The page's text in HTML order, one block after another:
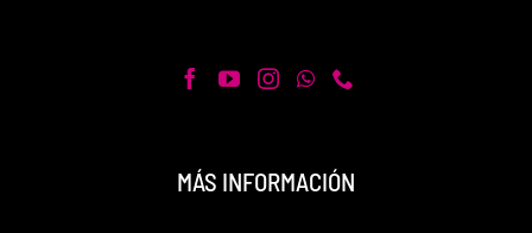
MÁS INFORMACIÓN